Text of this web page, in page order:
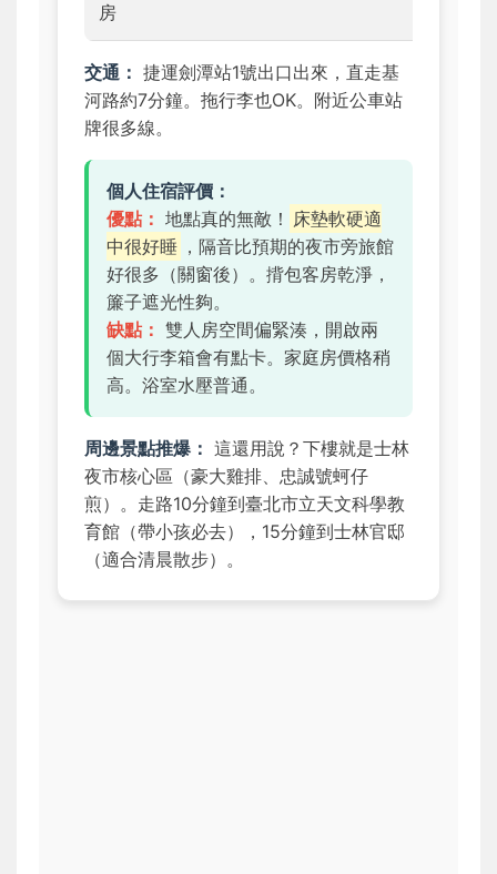
房
交通： 捷運劍潭站1號出口出來，直走基
河路約7分鐘。拖行李也OK。附近公車站
牌很多線。
個人住宿評價：
優點： 地點真的無敵！ 床墊軟硬適
中很好睡 ，隔音比預期的夜市旁旅館
好很多（關窗後）。揹包客房乾淨，
簾子遮光性夠。
缺點： 雙人房空間偏緊湊，開啟兩
個大行李箱會有點卡。家庭房價格稍
高。浴室水壓普通。
周邊景點推爆： 這還用說？下樓就是士林
夜市核心區（豪大雞排、忠誠號蚵仔
煎）。走路10分鐘到臺北市立天文科學教
育館（帶小孩必去），15分鐘到士林官邸
（適合清晨散步）。